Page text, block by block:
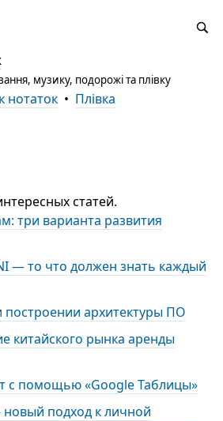
музику, подорожі та плівку
нотаток• Плівка
статей.
три варианта развития
— то что должен знать каждый
архитектуры ПО
китайского рынка аренды
с помощью «Google Таблицы»
подход к личной